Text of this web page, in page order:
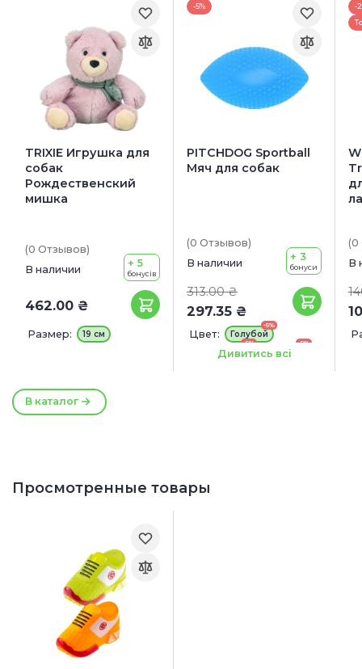
В каталог
TRIXIE Игрушка для
собак
Рождественский
мишка
(0 Отзывов)
В наличии
462.00 ₴
+ 5
бонусів
Размер: 19 см
-5%
PITCHDOG Sportball
Мяч для собак
(0 Отзывов)
В наличии
313.00 ₴
297.35 ₴
+ 3
бонуси
Цвет:
-5%
Голубой
-5%
Оранжевый
-5%
Розовый
-5%
Дивитись всі
-
(0
В
Просмотренные товары